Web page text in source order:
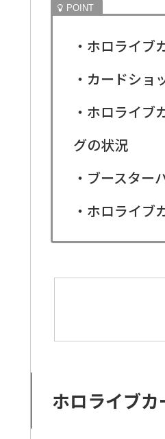
・ホロライブ
・カードショ
・ホロライ
グの状況
・ブースター
・ホロライブ
ホロライブ